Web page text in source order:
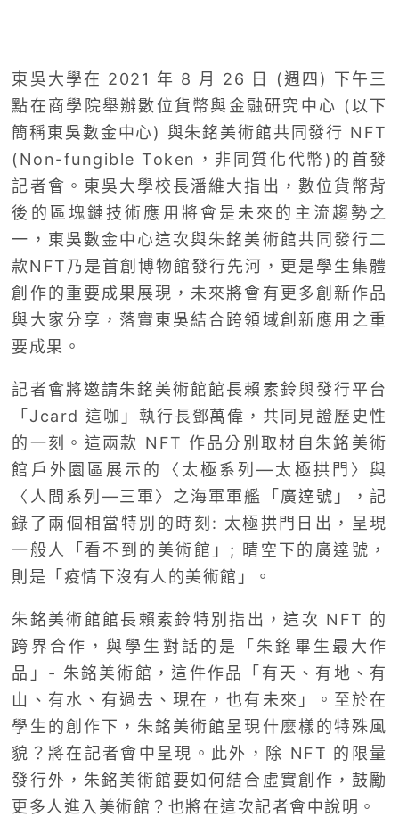
東吳大學在 2021 年 8 月 26 日 (週四) 下午三
點在商學院舉辦數位貨幣與金融研究中心 (以下
簡稱東吳數金中心) 與朱銘美術館共同發行 NFT
(Non-fungible Token，非同質化代幣)的首發
記者會。東吳大學校長潘維大指出，數位貨幣背
後的區塊鏈技術應用將會是未來的主流趨勢之
一，東吳數金中心這次與朱銘美術館共同發行二
款NFT乃是首創博物館發行先河，更是學生集體
創作的重要成果展現，未來將會有更多創新作品
與大家分享，落實東吳結合跨領域創新應用之重
要成果。
記者會將邀請朱銘美術館館長賴素鈴與發行平台
「Jcard 這咖」執行長鄧萬偉，共同見證歷史性
的一刻。這兩款 NFT 作品分別取材自朱銘美術
館戶外園區展示的〈太極系列—太極拱門〉與
〈人間系列—三軍〉之海軍軍艦「廣達號」，記
錄了兩個相當特別的時刻: 太極拱門日出，呈現
一般人「看不到的美術館」; 晴空下的廣達號，
則是「疫情下沒有人的美術館」。
朱銘美術館館長賴素鈴特別指出，這次 NFT 的
跨界合作，與學生對話的是「朱銘畢生最大作
品」- 朱銘美術館，這件作品「有天、有地、有
山、有水、有過去、現在，也有未來」。至於在
學生的創作下，朱銘美術館呈現什麼樣的特殊風
貌？將在記者會中呈現。此外，除 NFT 的限量
發行外，朱銘美術館要如何結合虛實創作，鼓勵
更多人進入美術館？也將在這次記者會中說明。